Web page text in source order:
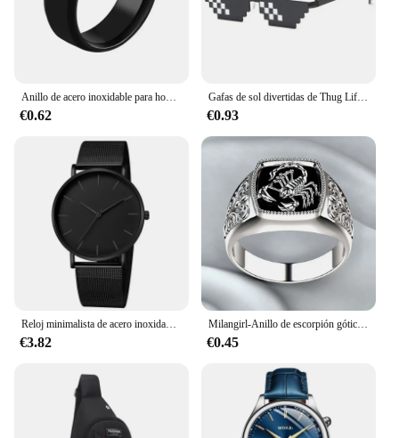
everyone can find their perfect fit.
Anillo de acero inoxidable para hombre y mujer, sortija de compromiso de boda, color negro mate, 2024
€0.62
Gafas de sol divertidas de Thug Life para hombre y mujer, lentes de sol de mosaico negro, Estilo Vintage, disfraces originales
€0.93
Reloj minimalista de acero inoxidable para hombre, cronógrafo de pulsera de malla de cuarzo a la moda, color negro, exquisito
€3.82
Milangirl-Anillo de escorpión gótico Punk para hombre, sortija Retro con patrón, joyería de alta calidad, venta completa
€0.45